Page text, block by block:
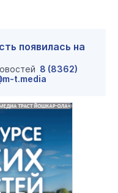
появилась на
8 (8362)
t.media